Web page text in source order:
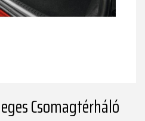
Csomagtérháló